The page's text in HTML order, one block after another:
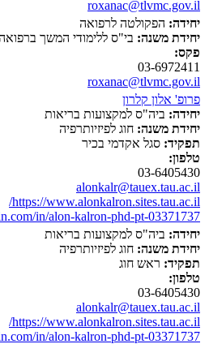
roxanac@tlvmc.gov.il
יחידה: הפקולטה לרפואה
יחידת משנה: בי"ס ללימודי המשך
פקס:
03-6972411
roxanac@tlvmc.gov.il
פרופ' אלון קלרון
יחידה: ביה"ס למקצועות בריאות
יחידת משנה: חוג לפיזיותרפיה
תפקיד: סגל אקדמי בכיר
טלפון:
03-6405430
alonkalr@tauex.tau.ac.il
https://www.alonkalron.sites.tau.ac.il/
in/alon-kalron-phd-pt-03371737/
יחידה: ביה"ס למקצועות בריאות
יחידת משנה: חוג לפיזיותרפיה
תפקיד: ראש חוג
טלפון:
03-6405430
alonkalr@tauex.tau.ac.il
https://www.alonkalron.sites.tau.ac.il/
in/alon-kalron-phd-pt-03371737/